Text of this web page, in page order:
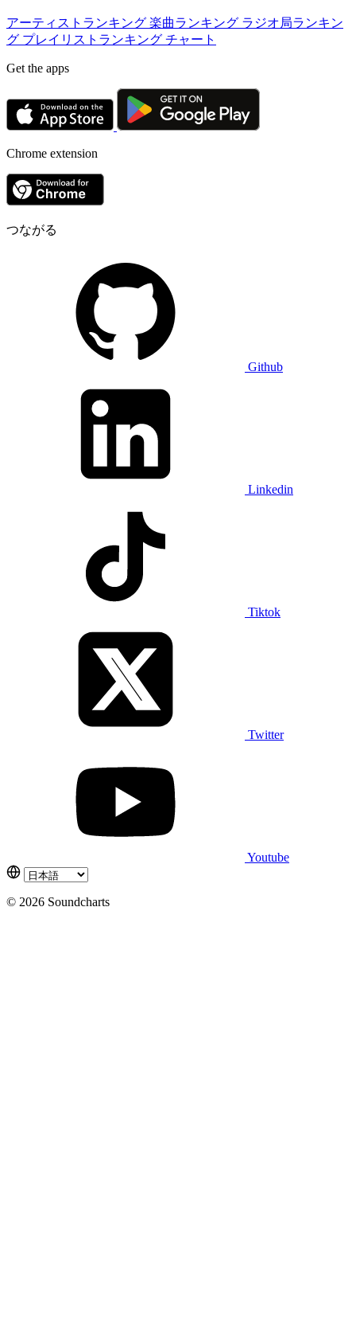
アーティストランキング 楽曲ランキング ラジオ局ランキン
グ プレイリストランキング チャート
Get the apps
Chrome extension
つながる
Github
Linkedin
Tiktok
Twitter
Youtube
© 2026 Soundcharts